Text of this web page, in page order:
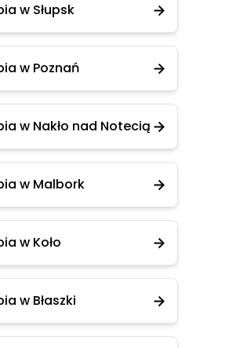
w Słupsk
w Poznań
w Nakło nad Notecią
w Malbork
w Koło
w Błaszki